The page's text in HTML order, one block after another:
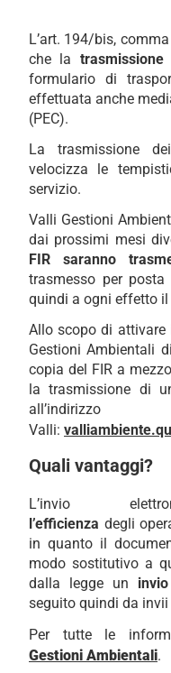
L’art. 194/bis,
che la
formulario di
effettuata anche
(PEC).
La trasmissione
velocizza le
servizio.
Valli Gestioni
dai prossimi mesi
FIR saranno
trasmesso per
quindi a ogni effetto
Allo scopo di attivare
Gestioni Ambientali
copia del FIR a
la trasmissione di
Valli:
Quali vantaggi?
L’invio
l’efficienza degli
in quanto il
modo sostitutivo a
dalla legge un
seguito quindi da
Per tutte le
Gestioni Ambientali.